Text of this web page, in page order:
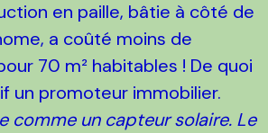
en paille, bâtie à côté de
a coûté moins de
70 m² habitables ! De quoi
un promoteur immobilier.
comme un capteur solaire. Le